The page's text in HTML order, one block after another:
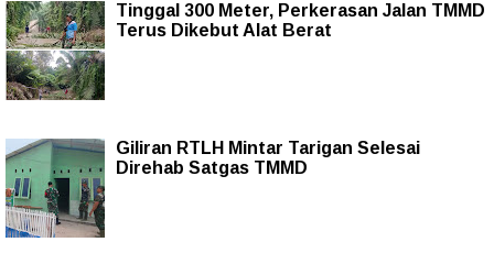
Tinggal 300 Meter, Perkerasan Jalan TMMD
Terus Dikebut Alat Berat
Giliran RTLH Mintar Tarigan Selesai
Direhab Satgas TMMD